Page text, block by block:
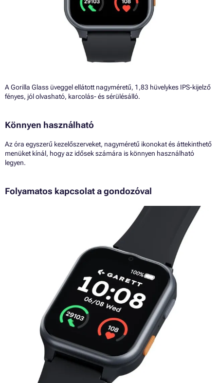
A Gorilla Glass üveggel ellátott nagyméretű, 1,83 hüvelykes IPS-kijelző
fényes, jól olvasható, karcolás- és sérülésálló.
Könnyen használható
Az óra egyszerű kezelőszerveket, nagyméretű ikonokat és áttekinthető
menüket kínál, hogy az idősek számára is könnyen használható
legyen.
Folyamatos kapcsolat a gondozóval